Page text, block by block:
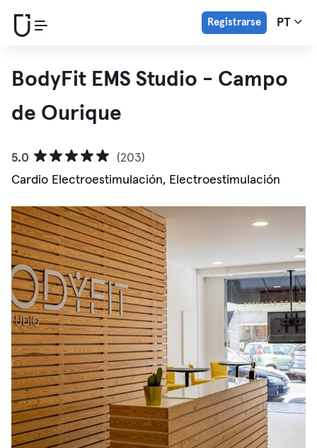
Registrarse PT
BodyFit EMS Studio - Campo
de Ourique
5.0
(203)
Cardio Electroestimulación, Electroestimulación